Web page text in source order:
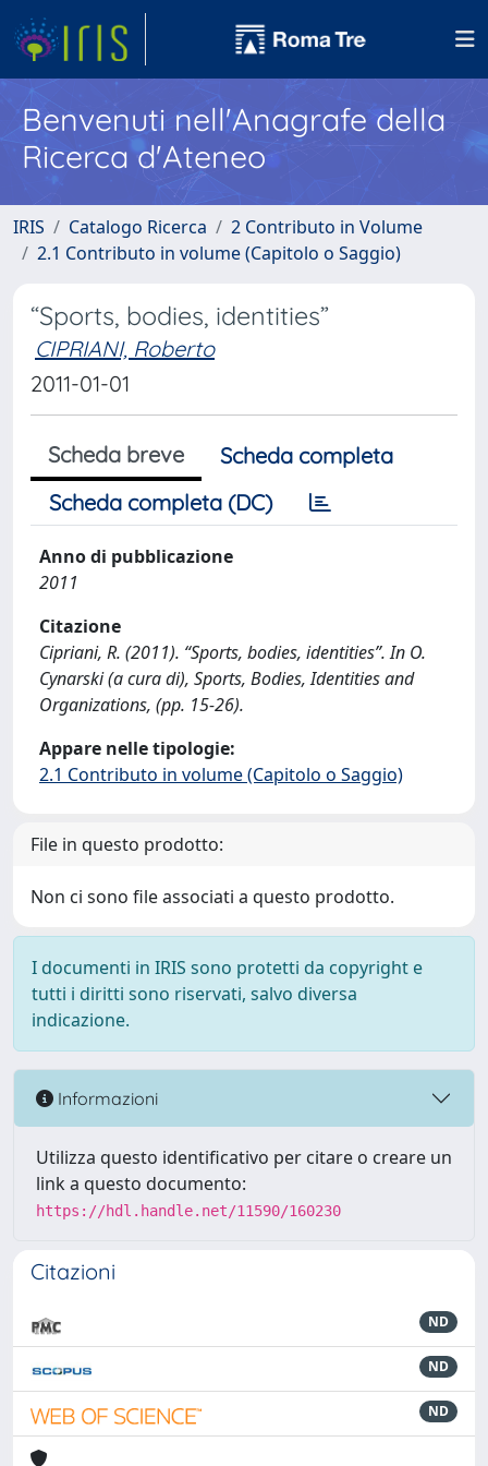
Benvenuti nell'Anagrafe della
Ricerca d'Ateneo
IRIS Catalogo Ricerca
2 Contributo in Volume
2.1 Contributo in volume (Capitolo o Saggio)
“Sports, bodies, identities”
CIPRIANI, Roberto
2011-01-01
Scheda breve
Scheda completa
Scheda completa (DC)
Anno di pubblicazione
2011
Citazione
Cipriani, R. (2011). “Sports, bodies, identities”. In O.
Cynarski (a cura di), Sports, Bodies, Identities and
Organizations, (pp. 15-26).
Appare nelle tipologie:
2.1 Contributo in volume (Capitolo o Saggio)
File in questo prodotto:
Non ci sono file associati a questo prodotto.
I documenti in IRIS sono protetti da copyright e
tutti i diritti sono riservati, salvo diversa
indicazione.
Informazioni
Utilizza questo identificativo per citare o creare un
link a questo documento:
https://hdl.handle.net/11590/160230
Citazioni
ND
ND
ND